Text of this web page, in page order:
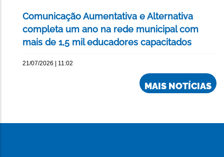
Comunicação Aumentativa e Alternativa
completa um ano na rede municipal com
mais de 1,5 mil educadores capacitados
21/07/2026 | 11:02
MAIS NOTÍCIAS